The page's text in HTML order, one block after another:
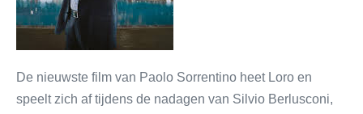
De nieuwste film van Paolo Sorrentino heet Loro en
speelt zich af tijdens de nadagen van Silvio Berlusconi,